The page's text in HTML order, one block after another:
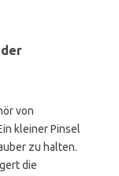
von
kleiner Pinsel
zu halten.
die